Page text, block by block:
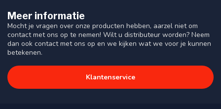
Meer informatie
Mocht je vragen over onze producten hebben, aarzel niet om
contact met ons op te nemen! Wilt u distributeur worden? Neem
dan ook contact met ons op en we kijken wat we voor je kunnen
betekenen.
Klantenservice